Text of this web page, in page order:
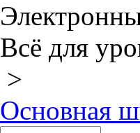
Всё для
>
Основная